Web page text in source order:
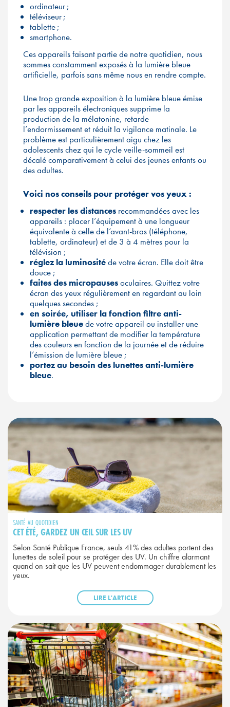
ordinateur ;
téléviseur ;
tablette ;
smartphone.
Ces appareils faisant partie de notre quotidien, nous
sommes constamment exposés à la lumière bleue
artificielle, parfois sans même nous en rendre compte.
Une trop grande exposition à la lumière bleue émise
par les appareils électroniques supprime la
production de la mélatonine, retarde
l’endormissement et réduit la vigilance matinale. Le
problème est particulièrement aigu chez les
adolescents chez qui le cycle veille-sommeil est
décalé comparativement à celui des jeunes enfants ou
des adultes.
Voici nos conseils pour protéger vos yeux :
respecter les distances recommandées avec les
appareils : placer l’équipement à une longueur
équivalente à celle de l’avant-bras (téléphone,
tablette, ordinateur) et de 3 à 4 mètres pour la
télévision ;
réglez la luminositéde votre écran. Elle doit être
douce ;
faites des micropausesoculaires. Quittez votre
écran des yeux régulièrement en regardant au loin
quelques secondes ;
en soirée, utiliser la fonction filtre anti-
lumière bleuede votre appareil ou installer une
application permettant de modifier la température
des couleurs en fonction de la journée et de réduire
l’émission de lumière bleue ;
portez au besoin des lunettes anti-lumière
bleue.
SANTÉ AU QUOTIDIEN
CET ÉTÉ, GARDEZ UN ŒIL SUR LES UV
Selon Santé Publique France, seuls 41% des adultes portent des
lunettes de soleil pour se protéger des UV. Un chiffre alarmant
quand on sait que les UV peuvent endommager durablement les
yeux.
LIRE L'ARTICLE